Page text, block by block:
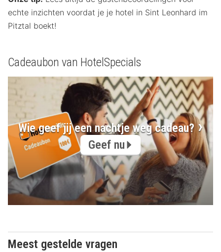
echte inzichten voordat je je hotel in Sint Leonhard im
Pitztal boekt!
Cadeaubon van HotelSpecials
Wie geef jij een nachtje weg cadeau?
Geef nu
Meest gestelde vragen